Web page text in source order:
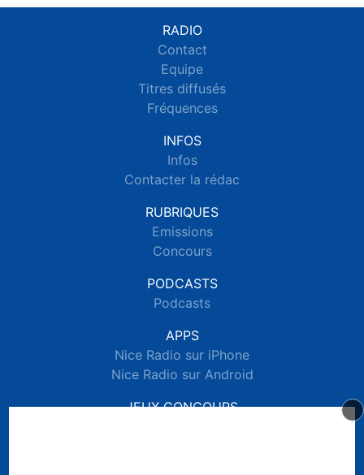
RADIO
Contact
Equipe
Titres diffusés
Fréquences
INFOS
Infos
Contacter la rédac
RUBRIQUES
Emissions
Concours
PODCASTS
Podcasts
APPS
Nice Radio sur iPhone
Nice Radio sur Android
JEUX CONCOURS